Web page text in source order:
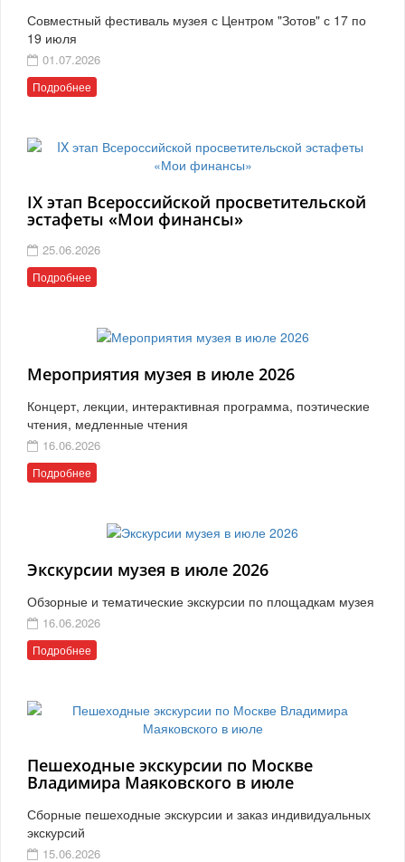
Совместный фестиваль музея с Центром "Зотов" с 17 по
19 июля
01.07.2026
Подробнее
IX этап Всероссийской просветительской
эстафеты «Мои финансы»
25.06.2026
Подробнее
Мероприятия музея в июле 2026
Концерт, лекции, интерактивная программа, поэтические
чтения, медленные чтения
16.06.2026
Подробнее
Экскурсии музея в июле 2026
Обзорные и тематические экскурсии по площадкам музея
16.06.2026
Подробнее
Пешеходные экскурсии по Москве
Владимира Маяковского в июле
Сборные пешеходные экскурсии и заказ индивидуальных
экскурсий
15.06.2026